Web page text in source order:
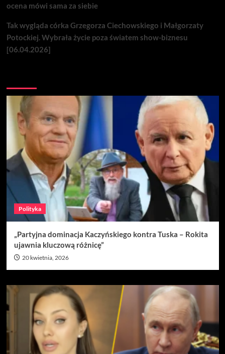
ocena mówi sama za siebie
Tak wygląda córka Grzegorza Ciechowskiego i Małgorzaty
Potockiej. Wybrała życie poza światem show-biznesu
[06.04.2026]
Polityka
„Partyjna dominacja Kaczyńskiego kontra Tuska – Rokita
ujawnia kluczową różnicę”
20 kwietnia, 2026